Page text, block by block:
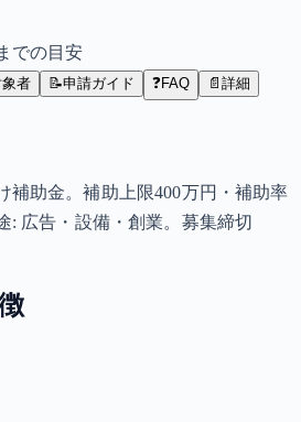
での目安
者 📝申請ガイド ❓FAQ 📄 詳細
補助金。補助上限400万円・補助率
: 広告・設備・創業。募集締切